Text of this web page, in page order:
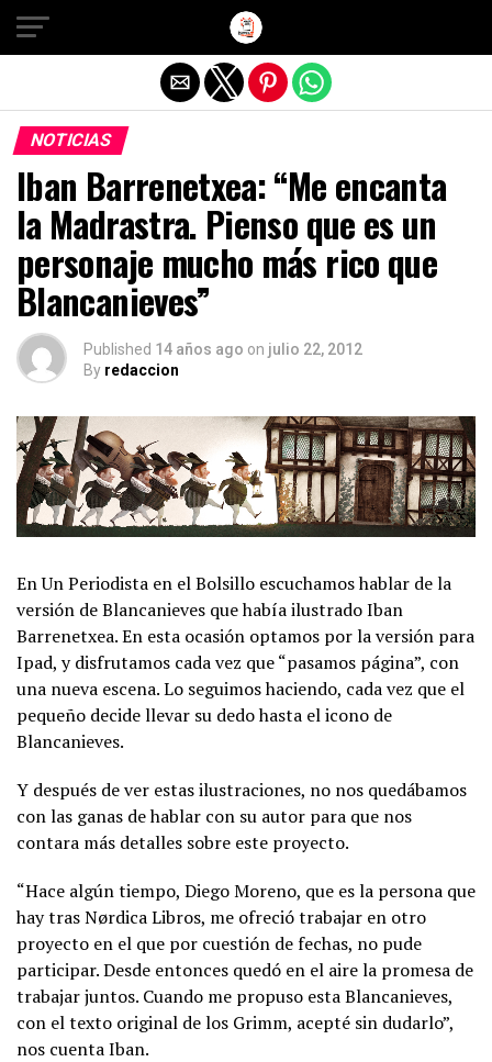
NOTICIAS
Iban Barrenetxea: “Me encanta
la Madrastra. Pienso que es un
personaje mucho más rico que
Blancanieves”
Published 14 años ago on julio 22, 2012
By redaccion
En Un Periodista en el Bolsillo escuchamos hablar de la
versión de Blancanieves que había ilustrado Iban
Barrenetxea. En esta ocasión optamos por la versión para
Ipad, y disfrutamos cada vez que “pasamos página”, con
una nueva escena. Lo seguimos haciendo, cada vez que el
pequeño decide llevar su dedo hasta el icono de
Blancanieves.
Y después de ver estas ilustraciones, no nos quedábamos
con las ganas de hablar con su autor para que nos
contara más detalles sobre este proyecto.
“Hace algún tiempo, Diego Moreno, que es la persona que
hay tras Nørdica Libros, me ofreció trabajar en otro
proyecto en el que por cuestión de fechas, no pude
participar. Desde entonces quedó en el aire la promesa de
trabajar juntos. Cuando me propuso esta Blancanieves,
con el texto original de los Grimm, acepté sin dudarlo”,
nos cuenta Iban.
Salir de la versión móvil